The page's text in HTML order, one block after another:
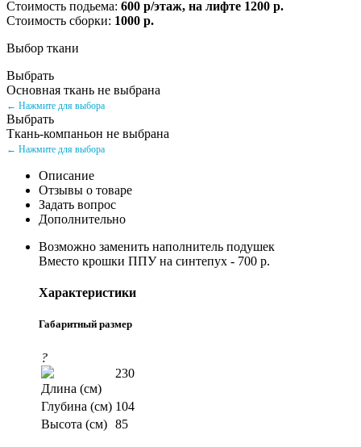
Стоимость подьема: 600 р/этаж, на лифте 1200 р.
Стоимость сборки: 1000 р.
Выбор ткани
Выбрать
Основная ткань не выбрана
← Нажмите для выбора
Выбрать
Ткань-компаньон не выбрана
← Нажмите для выбора
Описание
Отзывы о товаре
Задать вопрос
Дополнительно
Возможно заменить наполнитель подушек
Вместо крошки ППУ на синтепух - 700 р.
Характеристики
Габаритный размер
?
Длина (см)
230
Глубина (см) 104
Высота (см) 85